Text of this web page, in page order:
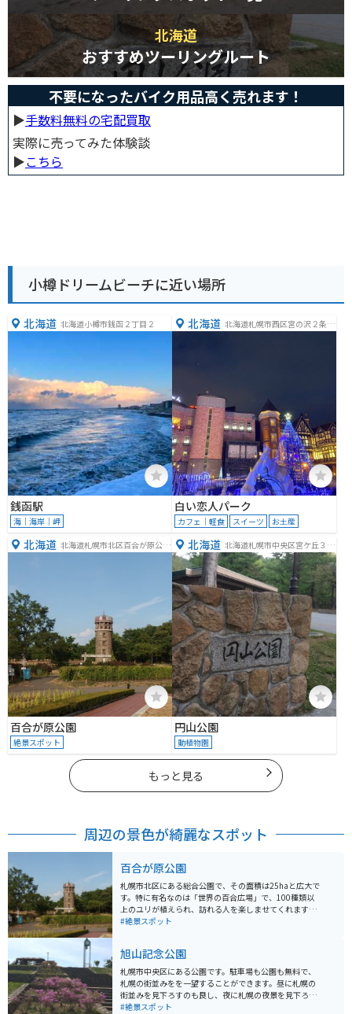
北海道
おすすめツーリングルート
不要になったバイク用品高く売れます！
▶︎手数料無料の宅配買取
実際に売ってみた体験談
▶︎こちら
小樽ドリームビーチに近い場所
北海道 北海道小樽市銭函２丁目２
銭函駅
海｜海岸｜岬
北海道 北海道札幌市西区宮の沢２条２
白い恋人パーク
カフェ｜軽食 スイーツ お土産
北海道 北海道札幌市北区百合が原公園
百合が原公園
絶景スポット
北海道 北海道札幌市中央区宮ケ丘３丁
目
円山公園
動植物園
もっと見る
周辺の景色が綺麗なスポット
百合が原公園
札幌市北区にある総合公園で、その面積は25haと広大で
す。特に有名なのは「世界の百合広場」で、100種類以
上のユリが植えられ、訪れる人を楽しませてくれます。
広大な敷地にはリリートレインと呼ばれる列車が走り、
#絶景スポット
旭山記念公園
札幌市中央区にある公園です。駐車場も公園も無料で、
札幌の街並みをを一望することができます。昼に札幌の
街並みを見下ろすのも良し、夜に札幌の夜景を見下ろす
のも良し、とにかく眺望が最高の公園です。
#絶景スポット